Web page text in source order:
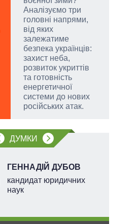
Аналізуємо три
головні напрями,
від яких
залежатиме
безпека українців:
захист неба,
розвиток укриттів
та готовність
енергетичної
системи до нових
російських атак.
ДУМКИ
ГЕННАДІЙ ДУБОВ
кандидат юридичних
наук